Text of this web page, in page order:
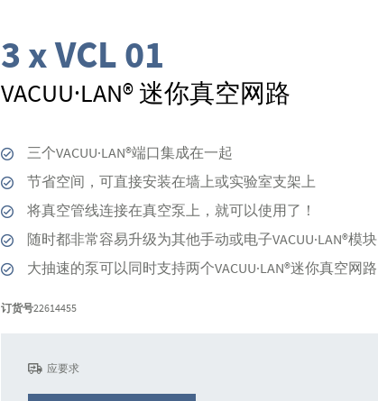
3 x VCL 01
VACUU·LAN® 迷你真空网路
三个VACUU·LAN®端口集成在一起
节省空间，可直接安装在墙上或实验室支架上
将真空管线连接在真空泵上，就可以使用了！
随时都非常容易升级为其他手动或电子VACUU·LAN®模块
大抽速的泵可以同时支持两个VACUU·LAN®迷你真空网路
订货号22614455
应要求